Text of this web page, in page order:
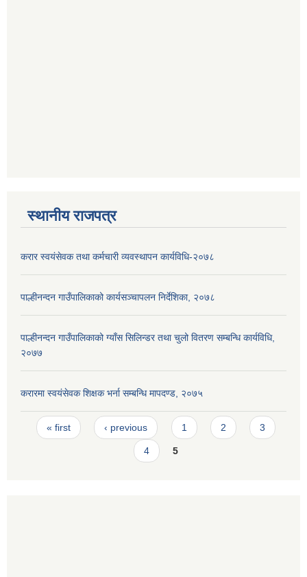
स्थानीय राजपत्र
करार स्वयंसेवक तथा कर्मचारी व्यवस्थापन कार्यविधि-२०७८
पाल्हीनन्दन गाउँपालिकाको कार्यसञ्चापलन निर्देशिका, २०७८
पाल्हीनन्दन गाउँपालिकाको ग्याँस सिलिन्डर तथा चुलो वितरण सम्बन्धि कार्यविधि,
२०७७
करारमा स्वयंसेवक शिक्षक भर्ना सम्बन्धि मापदण्ड, २०७५
Pages
« first ‹ previous 1 2 3
4 5